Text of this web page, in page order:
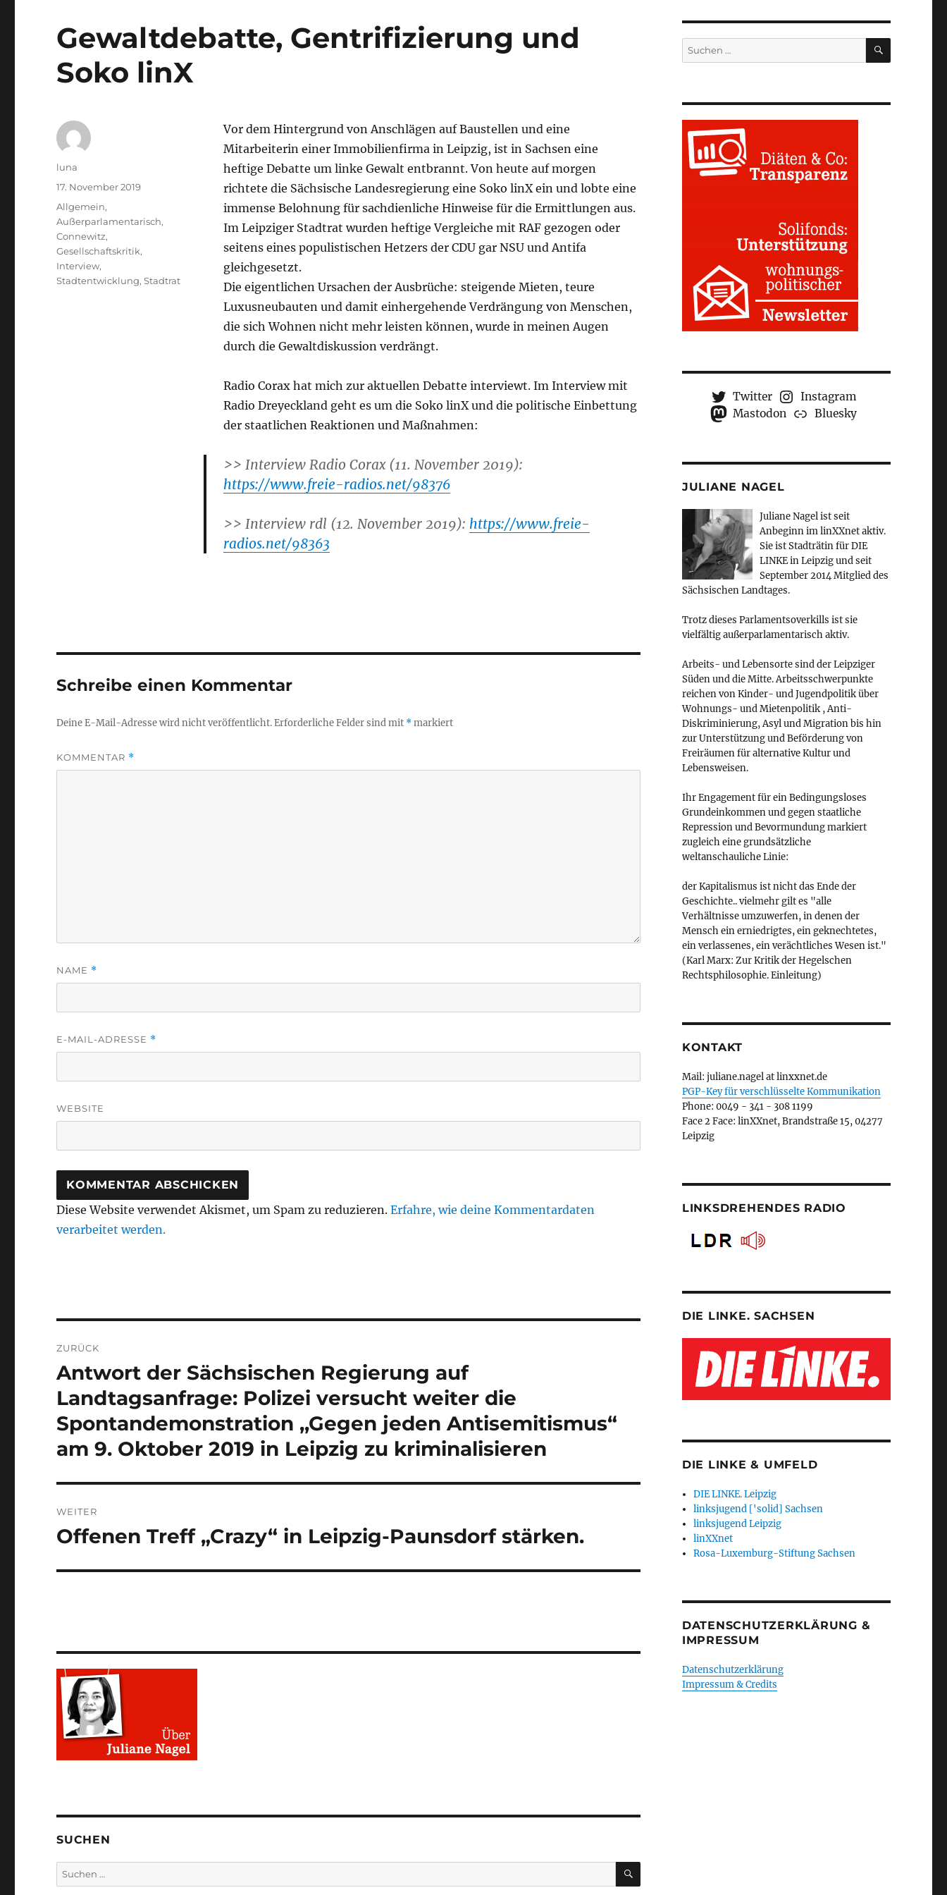
Gewaltdebatte, Gentrifizierung und
Soko linX
Vor dem Hintergrund von Anschlägen auf Baustellen und eine
Mitarbeiterin einer Immobilienfirma in Leipzig, ist in Sachsen eine
heftige Debatte um linke Gewalt entbrannt. Von heute auf morgen
richtete die Sächsische Landesregierung eine Soko linX ein und lobte eine
immense Belohnung für sachdienliche Hinweise für die Ermittlungen aus.
Im Leipziger Stadtrat wurden heftige Vergleiche mit RAF gezogen oder
seitens eines populistischen Hetzers der CDU gar NSU und Antifa
gleichgesetzt.
Die eigentlichen Ursachen der Ausbrüche: steigende Mieten, teure
Luxusneubauten und damit einhergehende Verdrängung von Menschen,
die sich Wohnen nicht mehr leisten können, wurde in meinen Augen
durch die Gewaltdiskussion verdrängt.
Radio Corax hat mich zur aktuellen Debatte interviewt. Im Interview mit
Radio Dreyeckland geht es um die Soko linX und die politische Einbettung
der staatlichen Reaktionen und Maßnahmen:
>> Interview Radio Corax (11. November 2019):
https://www.freie-radios.net/98376
>> Interview rdl (12. November 2019): https://www.freie-
radios.net/98363
Autor
luna
Veröffentlicht
am
17. November 2019
Kategorien
Allgemein,
Außerparlamentarisch,
Connewitz,
Gesellschaftskritik,
Interview,
Stadtentwicklung,Stadtrat
Schreibe einen Kommentar
Deine E-Mail-Adresse wird nicht veröffentlicht.Erforderliche Felder sind mit *markiert
KOMMENTAR *
NAME *
E-MAIL-ADRESSE *
WEBSITE
Diese Website verwendet Akismet, um Spam zu reduzieren.Erfahre, wie deine Kommentardaten
verarbeitet werden.
ZURÜCK
Vorheriger
Beitrag:
Antwort der Sächsischen Regierung auf
Landtagsanfrage: Polizei versucht weiter die
Spontandemonstration ,,Gegen jeden Antisemitismus“
am 9. Oktober 2019 in Leipzig zu kriminalisieren
WEITER
Nächster
Offenen Treff „Crazy“ in Leipzig-Paunsdorf stärken.
SUCHEN
Suchen
nach:
SUCHEN
Suchen
nach:
SUCHEN
Twitter
Instagram
Mastodon
Bluesky
JULIANE NAGEL
Juliane Nagel ist seit
Anbeginnim linXXnet aktiv.
Sie ist Stadträtin für DIE
LINKE in Leipzig und seit
September 2014 Mitglied des
Sächsischen Landtages.
Trotz dieses Parlamentsoverkills ist sie
vielfältig außerparlamentarisch aktiv.
Arbeits- und Lebensorte sind der Leipziger
Süden und die Mitte. Arbeitsschwerpunkte
reichen von Kinder- und Jugendpolitik über
Wohnungs- und Mietenpolitik , Anti-
Diskriminierung, Asyl und Migration bis hin
zur Unterstützung und Beförderung von
Freiräumen für alternative Kultur und
Lebensweisen.
Ihr Engagement für ein Bedingungsloses
Grundeinkommen und gegen staatliche
Repression und Bevormundung markiert
zugleich eine grundsätzliche
weltanschauliche Linie:
der Kapitalismus ist nicht das Ende der
Geschichte.. vielmehr gilt es "alle
Verhältnisse umzuwerfen, in denen der
Mensch ein erniedrigtes, ein geknechtetes,
ein verlassenes, ein verächtliches Wesen ist."
(Karl Marx: Zur Kritik der Hegelschen
Rechtsphilosophie. Einleitung)
KONTAKT
Mail: juliane.nagel at linxxnet.de
PGP-Key für verschlüsselte Kommunikation
Phone: 0049 - 341 - 308 1199
Face 2 Face: linXXnet, Brandstraße 15, 04277
Leipzig
LINKSDREHENDES RADIO
DIE LINKE. SACHSEN
DIE LINKE & UMFELD
DIE LINKE. Leipzig
linksjugend ['solid] Sachsen
linksjugend Leipzig
linXXnet
Rosa-Luxemburg-Stiftung Sachsen
DATENSCHUTZERKLÄRUNG &
IMPRESSUM
Datenschutzerklärung
Impressum & Credits